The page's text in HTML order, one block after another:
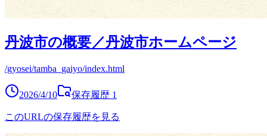
丹波市の概要／丹波市ホームページ
/gyosei/tamba_gaiyo/index.html
2026/4/10 保存履歴 1
このURLの保存履歴を見る